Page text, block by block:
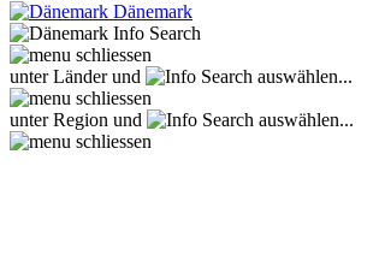
Dänemark
unter Länder und auswählen...
unter Region und auswählen...